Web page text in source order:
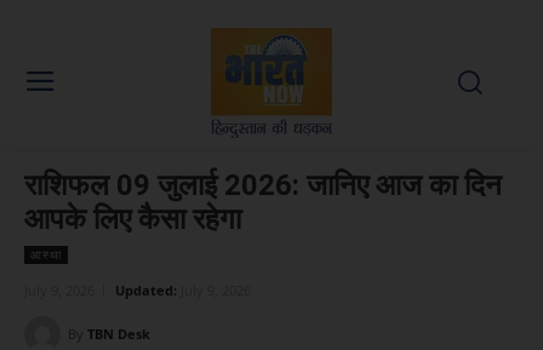
राशिफल 09 जुलाई 2026: जानिए आज का दिन
आपके लिए कैसा रहेगा
आस्था
Updated:
By TBN Desk